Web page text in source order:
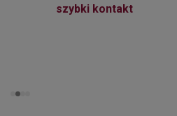
szybki kontakt